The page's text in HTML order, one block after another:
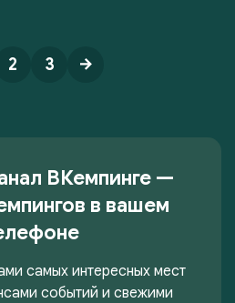
2 3
ВКемпинге —
в вашем
самых интересных мест
событий и свежими